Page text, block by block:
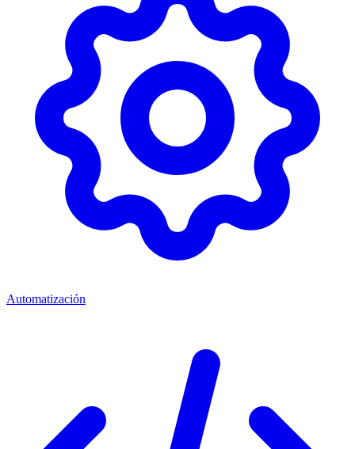
Automatización